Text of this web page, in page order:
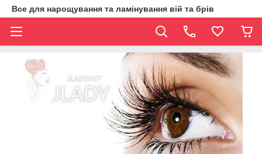
Все для нарощування та ламінування вій та брів